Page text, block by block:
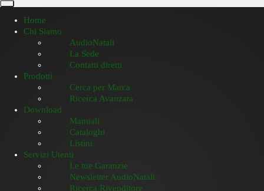
Home
Chi Siamo
AudioNatali
La Sede
Contatti diretti
Prodotti
Cerca per Marca
Ricerca Avanzata
Download
Manuali
Cataloghi
Listini
Servizi Utenti
Le tue Garanzie
Newsletter AudioNatali
Ricerca Rivenditore